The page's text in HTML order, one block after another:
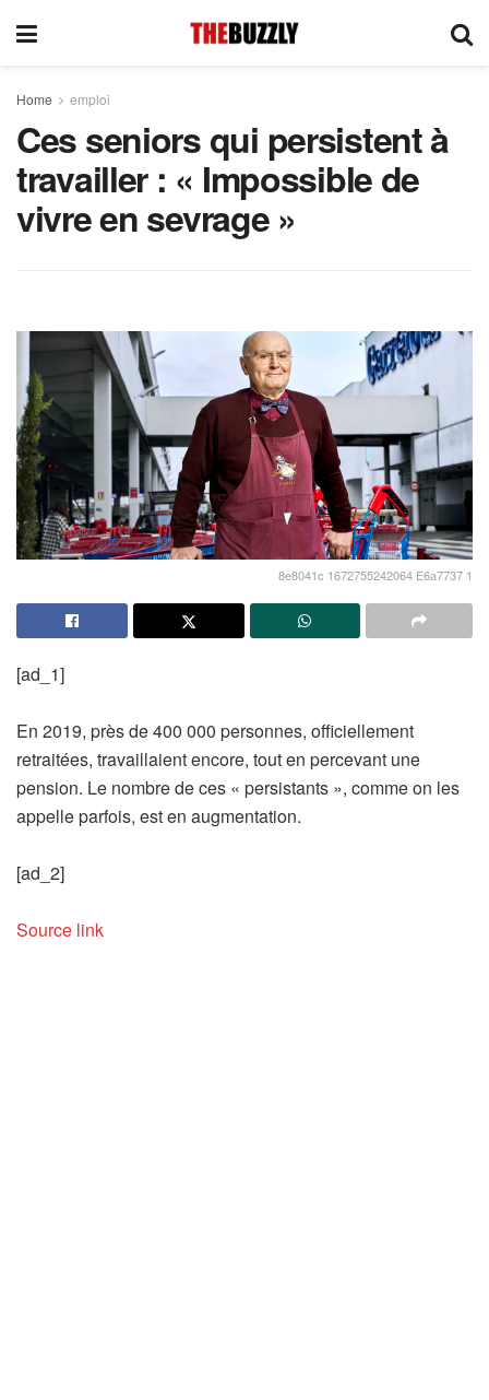
Home emploi
Ces seniors qui persistent à
travailler : « Impossible de
vivre en sevrage »
8e8041c 1672755242064 E6a7737 1
[ad_1]
En 2019, près de 400 000 personnes, officiellement
retraitées, travaillaient encore, tout en percevant une
pension. Le nombre de ces « persistants », comme on les
appelle parfois, est en augmentation.
[ad_2]
Source link